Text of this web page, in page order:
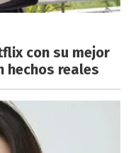
con su mejor
hechos reales